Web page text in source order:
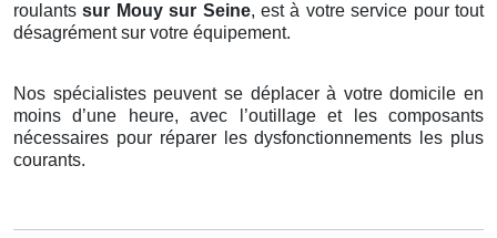
roulantssur Mouy sur Seine, est à votre service pour tout
désagrément sur votre équipement.
Nos spécialistes peuvent se déplacer à votre domicile en
moins d’une heure, avec l’outillage et les composants
nécessaires pour réparer les dysfonctionnements les plus
courants.